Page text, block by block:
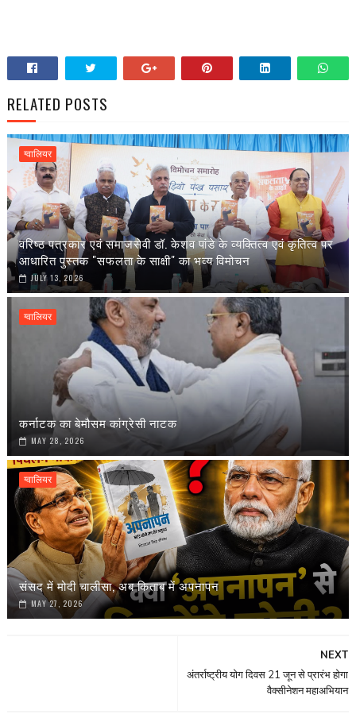
RELATED POSTS
ग्वालियर
वरिष्ठ पत्रकार एवं समाजसेवी डॉ. केशव पांडे के व्यक्तित्व एवं कृतित्व पर
आधारित पुस्तक "सफलता के साक्षी" का भव्य विमोचन
JULY 13, 2026
ग्वालियर
कर्नाटक का बेमौसम कांग्रेसी नाटक
MAY 28, 2026
ग्वालियर
संसद में मोदी चालीसा, अब किताब में अपनापन
MAY 27, 2026
NEXT
अंतर्राष्ट्रीय योग दिवस 21 जून से प्रारंभ होगा
वैक्सीनेशन महाअभियान